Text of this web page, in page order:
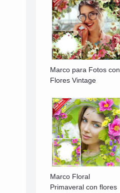
Marco para Fotos con
Flores Vintage
Marco Floral
Primaveral con flores